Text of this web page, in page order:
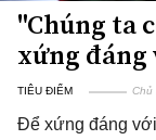
"Chúng ta
xứng đáng
TIÊU ĐIỂM Chủ
Để xứng đáng